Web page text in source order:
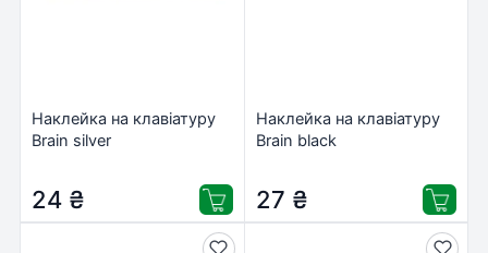
Наклейка на клавіатуру
Brain silver
24 ₴
Наклейка на клавіатуру
Brain black
27 ₴